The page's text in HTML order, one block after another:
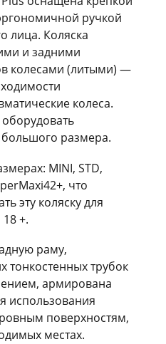
ручкой
лица. Коляска
и задними
колесами (литыми) —
колеса.
размера.
MINI, STD,
что
эту коляску для
+.
раму,
тонкостенных трубок
армирована
использования
поверхностям,
местах.